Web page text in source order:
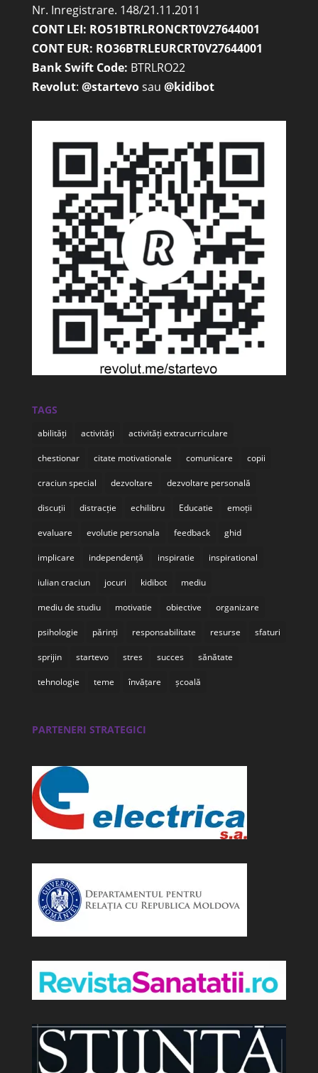
Nr. Inregistrare. 148/21.11.2011
CONT LEI: RO51BTRLRONCRT0V27644001
CONT EUR: RO36BTRLEURCRT0V27644001
Bank Swift Code: BTRLRO22
Revolut: @startevosau @kidibot
TAGS
abilități activități activități extracurriculare
chestionar citate motivationale comunicare copii
craciun special dezvoltare dezvoltare personală
discuții distracție echilibru Educatie emoții
evaluare evolutie personala feedback ghid
implicare independență inspiratie inspirational
iulian craciun jocuri kidibot mediu
mediu de studiu motivatie obiective organizare
psihologie părinți responsabilitate resurse sfaturi
sprijin startevo stres succes sănătate
tehnologie teme învățare școală
PARTENERI STRATEGICI